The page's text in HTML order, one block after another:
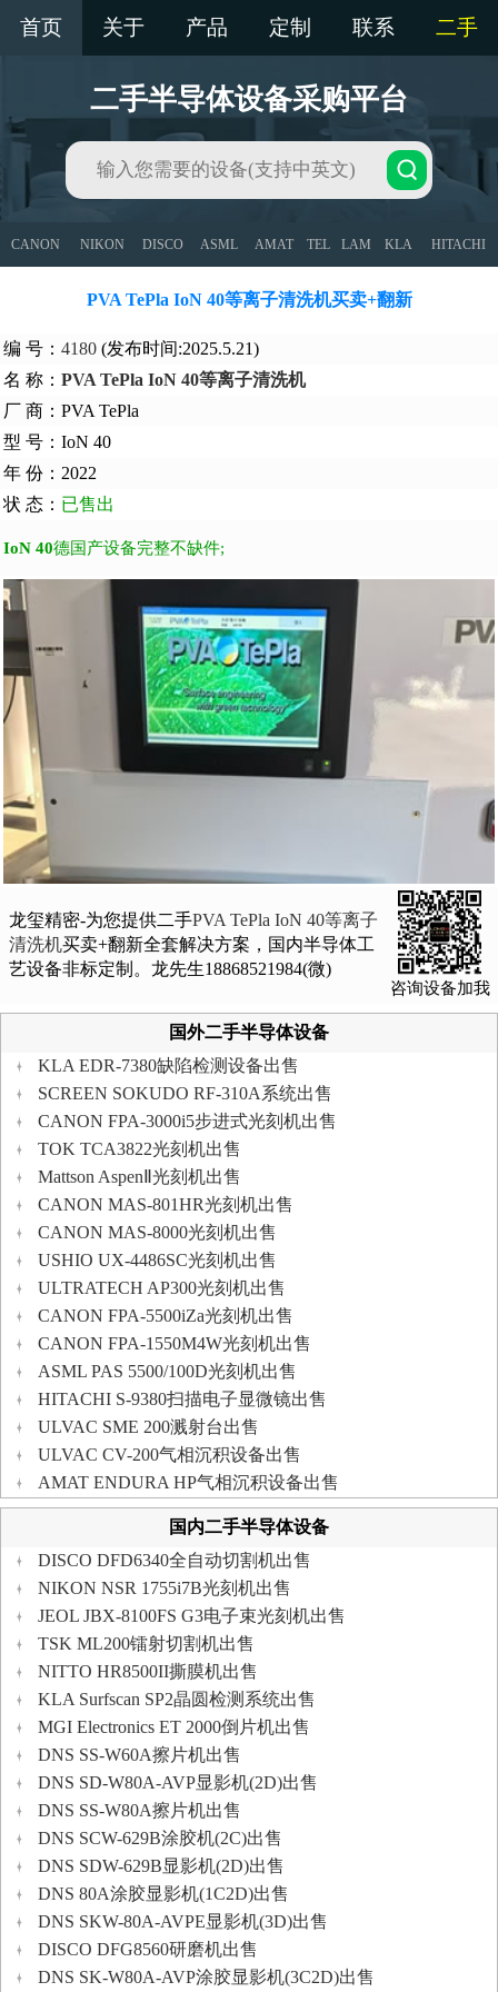
首页 关于 产品 定制 联系 二手
二手半导体设备采购平台
CANON NIKON DISCO ASML AMAT TEL LAM KLA HITACHI
PVA TePla IoN 40等离子清洗机买卖+翻新
编 号： 4180 (发布时间:2025.5.21)
名 称： PVA TePla IoN 40等离子清洗机
厂 商：PVA TePla
型 号：IoN 40
年 份：2022
状 态： 已售出
IoN 40德国产设备完整不缺件;
龙玺精密-为您提供二手PVA TePla IoN 40等离子
清洗机买卖+翻新全套解决方案，国内半导体工
艺设备非标定制。龙先生18868521984(微)
咨询设备加我
国外二手半导体设备
KLA EDR-7380缺陷检测设备出售
SCREEN SOKUDO RF-310A系统出售
CANON FPA-3000i5步进式光刻机出售
TOK TCA3822光刻机出售
Mattson AspenⅡ光刻机出售
CANON MAS-801HR光刻机出售
CANON MAS-8000光刻机出售
USHIO UX-4486SC光刻机出售
ULTRATECH AP300光刻机出售
CANON FPA-5500iZa光刻机出售
CANON FPA-1550M4W光刻机出售
ASML PAS 5500/100D光刻机出售
HITACHI S-9380扫描电子显微镜出售
ULVAC SME 200溅射台出售
ULVAC CV-200气相沉积设备出售
AMAT ENDURA HP气相沉积设备出售
国内二手半导体设备
DISCO DFD6340全自动切割机出售
NIKON NSR 1755i7B光刻机出售
JEOL JBX-8100FS G3电子束光刻机出售
TSK ML200镭射切割机出售
NITTO HR8500II撕膜机出售
KLA Surfscan SP2晶圆检测系统出售
MGI Electronics ET 2000倒片机出售
DNS SS-W60A擦片机出售
DNS SD-W80A-AVP显影机(2D)出售
DNS SS-W80A擦片机出售
DNS SCW-629B涂胶机(2C)出售
DNS SDW-629B显影机(2D)出售
DNS 80A涂胶显影机(1C2D)出售
DNS SKW-80A-AVPE显影机(3D)出售
DISCO DFG8560研磨机出售
DNS SK-W80A-AVP涂胶显影机(3C2D)出售